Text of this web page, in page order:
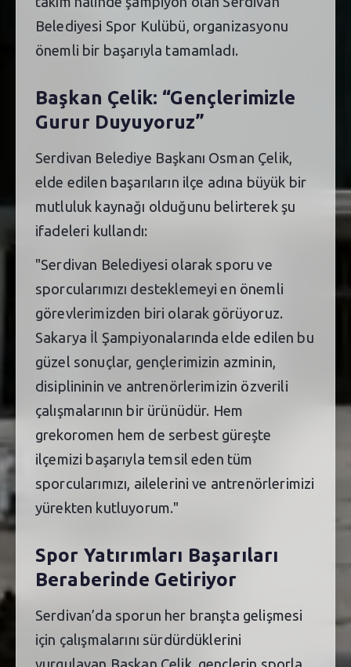
Belediyesi Spor Kulübü, organizasyonu
önemli bir başarıyla tamamladı.
Başkan Çelik: “Gençlerimizle
Gurur Duyuyoruz”
Serdivan Belediye Başkanı Osman Çelik,
elde edilen başarıların ilçe adına büyük bir
mutluluk kaynağı olduğunu belirterek şu
ifadeleri kullandı:
"Serdivan Belediyesi olarak sporu ve
sporcularımızı desteklemeyi en önemli
görevlerimizden biri olarak görüyoruz.
Sakarya İl Şampiyonalarında elde edilen bu
güzel sonuçlar, gençlerimizin azminin,
disiplininin ve antrenörlerimizin özverili
çalışmalarının bir ürünüdür. Hem
grekoromen hem de serbest güreşte
ilçemizi başarıyla temsil eden tüm
sporcularımızı, ailelerini ve antrenörlerimizi
yürekten kutluyorum."
Spor Yatırımları Başarıları
Beraberinde Getiriyor
Serdivan’da sporun her branşta gelişmesi
için çalışmalarını sürdürdüklerini
vurgulayan Başkan Çelik, gençlerin sporla